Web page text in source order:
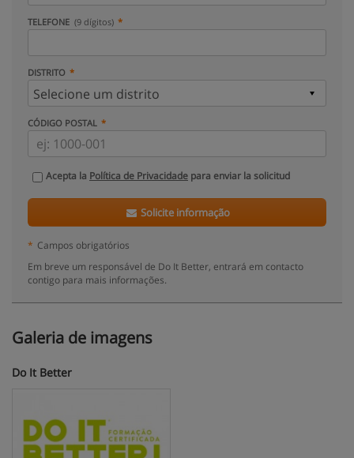
TELEFONE (9 dígitos)
DISTRITO
CÓDIGO POSTAL
Acepta la Política de Privacidade para enviar la solicitud
Solicite informação
* Campos obrigatórios
Em breve um responsável de Do It Better, entrará em contacto
contigo para mais informações.
Galeria de imagens
Do It Better